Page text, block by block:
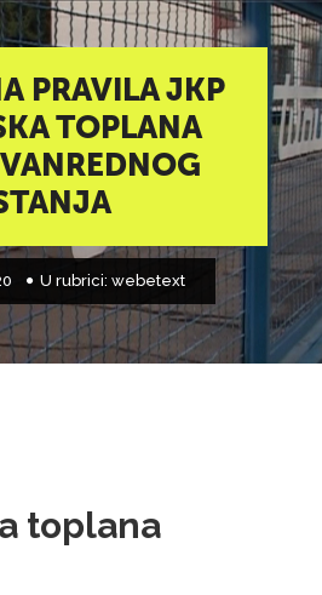
PRAVILA JKP
TOPLANA
U rubrici: webetext
toplana